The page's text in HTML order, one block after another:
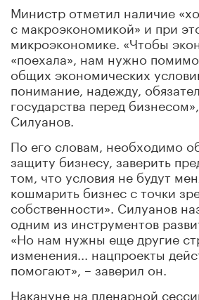
Министр отметил наличие
с макроэкономикой» и при
микроэкономике. «Чтобы
«поехала», нам нужно
общих экономических
понимание, надежду,
государства перед
Силуанов.
По его словам, необходимо
защиту бизнесу, заверить
том, что условия не будут
кошмарить бизнес с точки
собственности». Силуанов
одним из инструментов
«Но нам нужны еще другие
изменения... нацпроекты
помогают», – заверил он.
Накануне на пленарной